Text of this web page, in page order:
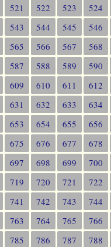
521 522 523 524
543 544 545 546
565 566 567 568
587 588 589 590
609 610 611 612
631 632 633 634
653 654 655 656
675 676 677 678
697 698 699 700
719 720 721 722
741 742 743 744
763 764 765 766
785 786 787 788